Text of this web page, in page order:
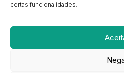
certas funcionalidades.